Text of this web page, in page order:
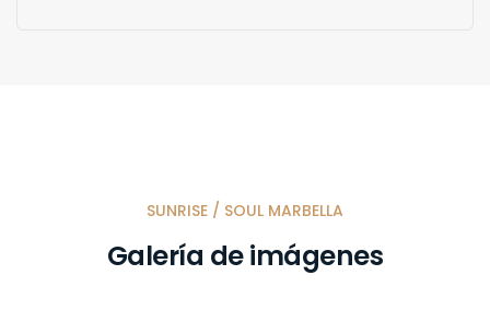
SUNRISE / SOUL MARBELLA
Galería de imágenes